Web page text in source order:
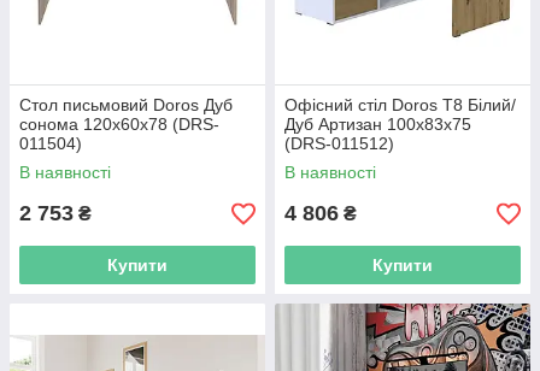
Стол письмовий Doros Дуб
сонома 120х60х78 (DRS-
011504)
В наявності
2 753 ₴
Купити
Офісний стіл Doros T8 Білий/
Дуб Артизан 100х83х75
(DRS-011512)
В наявності
4 806 ₴
Купити